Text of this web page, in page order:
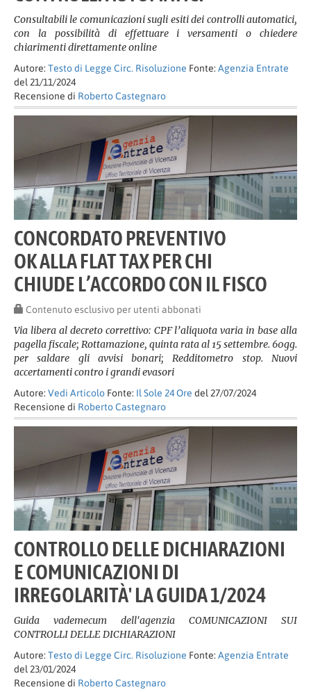
Consultabili le comunicazioni sugli esiti dei controlli automatici,
con la possibilità di effettuare i versamenti o chiedere
chiarimenti direttamente online
Autore: Testo di Legge Circ. Risoluzione Fonte: Agenzia Entrate
del 21/11/2024
Recensione di Roberto Castegnaro
CONCORDATO PREVENTIVO
OK ALLA FLAT TAX PER CHI
CHIUDE L’ACCORDO CON IL FISCO
Contenuto esclusivo per utenti abbonati
Via libera al decreto correttivo: CPF l’aliquota varia in base alla
pagella fiscale; Rottamazione, quinta rata al 15 settembre. 60gg.
per saldare gli avvisi bonari; Redditometro stop. Nuovi
accertamenti contro i grandi evasori
Autore: Vedi Articolo Fonte: Il Sole 24 Ore del 27/07/2024
Recensione di Roberto Castegnaro
CONTROLLO DELLE DICHIARAZIONI
E COMUNICAZIONI DI
IRREGOLARITÀ' LA GUIDA 1/2024
Guida vademecum dell'agenzia COMUNICAZIONI SUI
CONTROLLI DELLE DICHIARAZIONI
Autore: Testo di Legge Circ. Risoluzione Fonte: Agenzia Entrate
del 23/01/2024
Recensione di Roberto Castegnaro